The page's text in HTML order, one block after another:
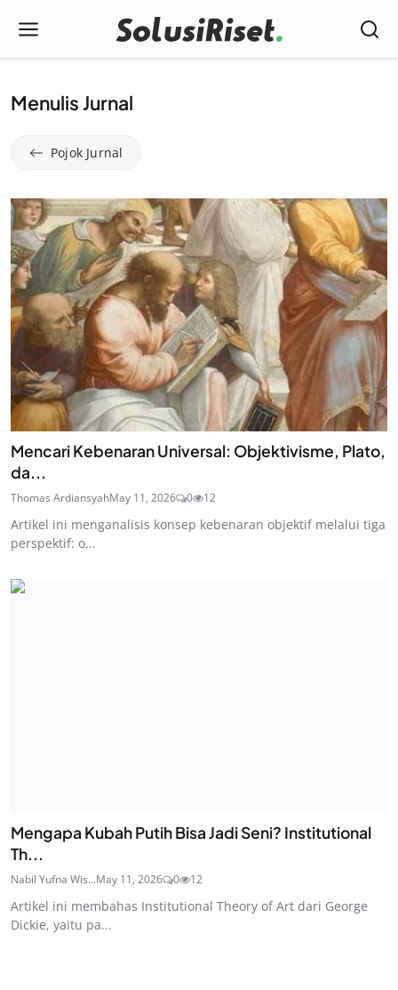
Menulis Jurnal
Pojok Jurnal
Mencari Kebenaran Universal: Objektivisme, Plato,
da...
Thomas ArdiansyahMay 11, 2026 0 12
Artikel ini menganalisis konsep kebenaran objektif melalui tiga
perspektif: o...
Mengapa Kubah Putih Bisa Jadi Seni? Institutional
Th...
Nabil Yufna Wis...May 11, 2026 0 12
Artikel ini membahas Institutional Theory of Art dari George
Dickie, yaitu pa...